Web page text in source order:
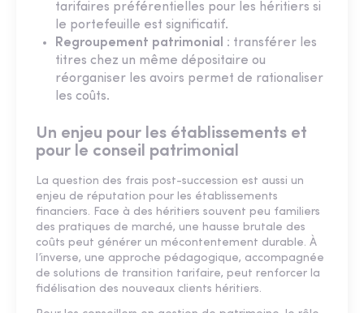
tarifaires préférentielles pour les héritiers si
le portefeuille est significatif.
Regroupement patrimonial
: transférer les
titres chez un même dépositaire ou
réorganiser les avoirs permet de rationaliser
les coûts.
Un enjeu pour les établissements et
pour le conseil patrimonial
La question des frais post-succession est aussi un
enjeu de réputation pour les établissements
financiers. Face à des héritiers souvent peu familiers
des pratiques de marché, une hausse brutale des
coûts peut générer un mécontentement durable. À
l’inverse, une approche pédagogique, accompagnée
de solutions de transition tarifaire, peut renforcer la
fidélisation des nouveaux clients héritiers.